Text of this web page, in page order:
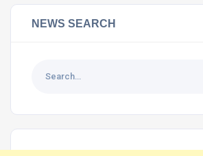
NEWS SEARCH